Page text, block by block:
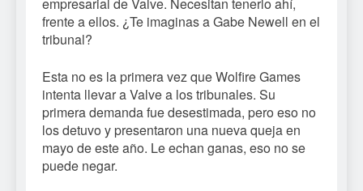
frente a ellos. ¿Te imaginas a Gabe Newell en el
tribunal?
Esta no es la primera vez que Wolfire Games
intenta llevar a Valve a los tribunales. Su
primera demanda fue desestimada, pero eso no
los detuvo y presentaron una nueva queja en
mayo de este año. Le echan ganas, eso no se
puede negar.